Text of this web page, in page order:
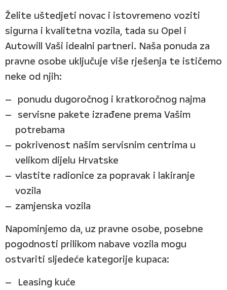
Želite uštedjeti novac i istovremeno voziti
sigurna i kvalitetna vozila, tada su Opel i
Autowill Vaši idealni partneri. Naša ponuda za
pravne osobe uključuje više rješenja te ističemo
neke od njih:
ponudu dugoročnog i kratkoročnog najma
servisne pakete izrađene prema Vašim
potrebama
pokrivenost našim servisnim centrima u
velikom dijelu Hrvatske
vlastite radionice za popravak i lakiranje
vozila
zamjenska vozila
Napominjemo da, uz pravne osobe, posebne
pogodnosti prilikom nabave vozila mogu
ostvariti sljedeće kategorije kupaca:
Leasing kuće